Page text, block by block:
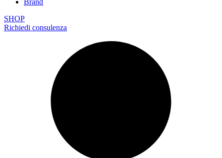
Brand
SHOP
Richiedi consulenza